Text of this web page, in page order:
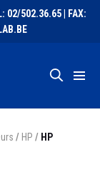
02/502.36.65 | FAX:
/ HP / HP